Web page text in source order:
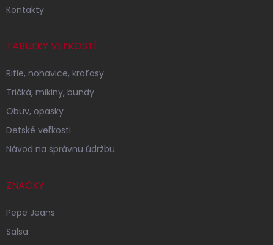
Kontakty
TABUĽKY VEĽKOSTÍ
Rifle, nohavice, kraťasy
Tričká, mikiny, bundy
Obuv, opasky
Detské veľkosti
Návod na správnu údržbu
ZNAČKY
Pepe Jeans
Salsa